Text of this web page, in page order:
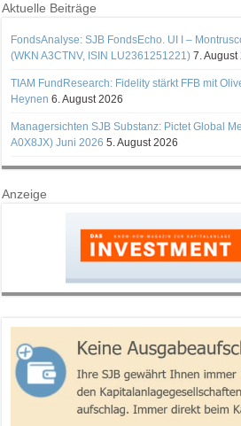
Aktuelle Beiträge
FondsAnalyse: SJB FondsEcho. UI I –
(WKN A3CTNV, ISIN LU2361251221) 7. August
TIAM FundResearch: Fidelity stärkt FFB mit
Heynen 6. August 2026
Managersichten SJB Substanz: Pictet Global
A0X8JX) Juni 2026 5. August 2026
Anzeige